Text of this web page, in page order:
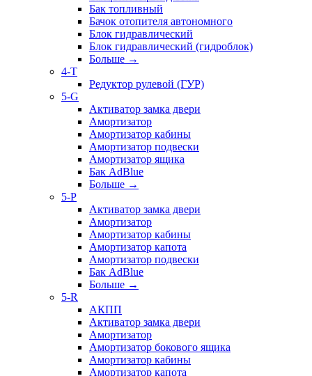
Бак топливный
Бачок отопителя автономного
Блок гидравлический
Блок гидравлический (гидроблок)
Больше →
4-T
Редуктор рулевой (ГУР)
5-G
Активатор замка двери
Амортизатор
Амортизатор кабины
Амортизатор подвески
Амортизатор ящика
Бак AdBlue
Больше →
5-P
Активатор замка двери
Амортизатор
Амортизатор кабины
Амортизатор капота
Амортизатор подвески
Бак AdBlue
Больше →
5-R
АКПП
Активатор замка двери
Амортизатор
Амортизатор бокового ящика
Амортизатор кабины
Амортизатор капота